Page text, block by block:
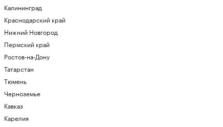
Калининград
Краснодарский край
Нижний Новгород
Пермский край
Ростов-на-Дону
Татарстан
Тюмень
Черноземье
Кавказ
Карелия